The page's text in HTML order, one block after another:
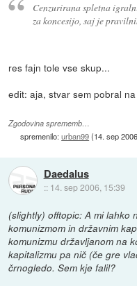
Cenzurirana spletna
za koncesijo, saj je
res fajn tole vse skup...
edit: aja, stvar sem pobral
Zgodovina sprememb…
spremenilo:urban99(14. sep
Daedalus
:: 14. sep 2006, 15:39
(slightly) offtopic: A mi lahko
komunizmom in državnim
komunizmu državljanom na
kapitalizmu pa nič (če gre
črnogledo. Sem kje falil?